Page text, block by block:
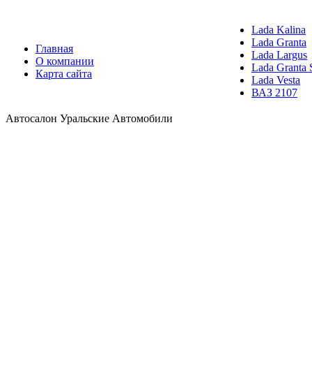
Главная
О компании
Карта сайта
Lada Kalina
Lada Granta
Lada Largus
Lada Granta
Lada Vesta
ВАЗ 2107
Автосалон Уральские Автомобили